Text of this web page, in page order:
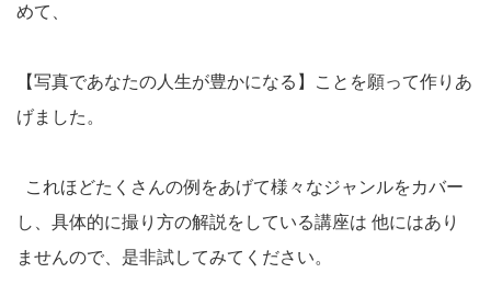
めて、
【写真であなたの人生が豊かになる】ことを願って作りあ
げました。
これほどたくさんの例をあげて様々なジャンルをカバー
し、具体的に撮り方の解説をしている講座は 他にはあり
ませんので、是非試してみてください。